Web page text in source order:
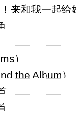
来和我一起给
）
the Album）